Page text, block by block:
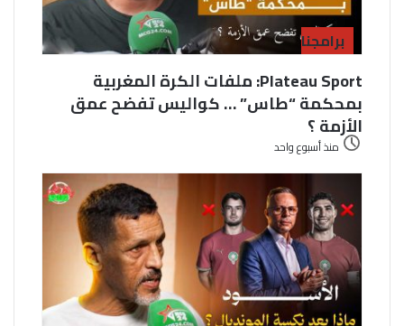
برامجنا
Plateau Sport: ملفات الكرة المغربية
بمحكمة “طاس” … كواليس تفضح عمق
الأزمة ؟
منذ أسبوع واحد